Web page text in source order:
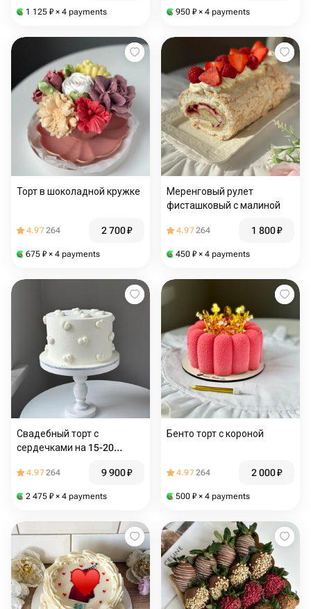
1 125 ₽ × 4 payments 950 ₽ × 4 payments
Торт в шоколадной кружке
4.97264 2 700₽
675 ₽ × 4 payments
Меренговый рулет
фисташковый с малиной
4.97264 1 800₽
450 ₽ × 4 payments
Свадебный торт с
сердечками на 15-20
4.97264 9 900₽
2 475 ₽ × 4 payments
Бенто торт с короной
4.97264 2 000₽
500 ₽ × 4 payments